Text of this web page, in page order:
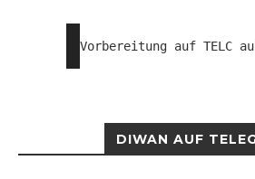
Vorbereitung auf TELC
DIWAN AUF